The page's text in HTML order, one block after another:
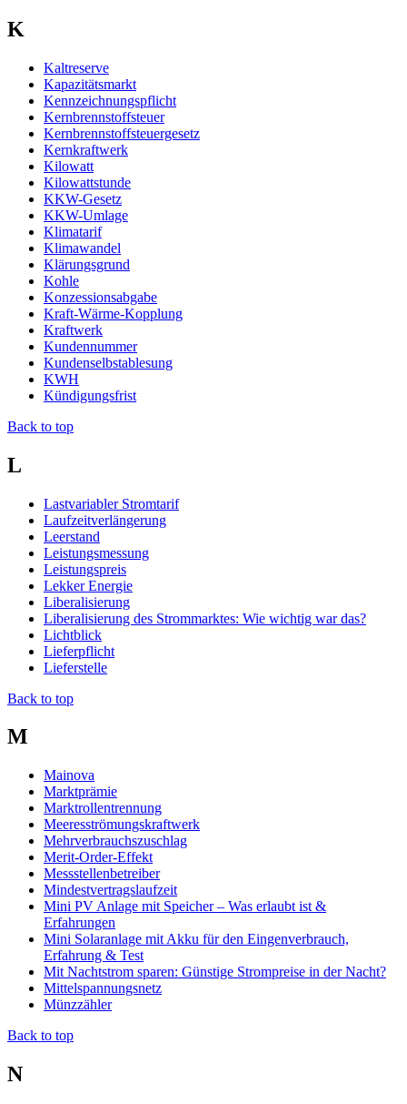
K
Kaltreserve
Kapazitätsmarkt
Kennzeichnungspflicht
Kernbrennstoffsteuer
Kernbrennstoffsteuergesetz
Kernkraftwerk
Kilowatt
Kilowattstunde
KKW-Gesetz
KKW-Umlage
Klimatarif
Klimawandel
Klärungsgrund
Kohle
Konzessionsabgabe
Kraft-Wärme-Kopplung
Kraftwerk
Kundennummer
Kundenselbstablesung
KWH
Kündigungsfrist
Back to top
L
Lastvariabler Stromtarif
Laufzeitverlängerung
Leerstand
Leistungsmessung
Leistungspreis
Lekker Energie
Liberalisierung
Liberalisierung des Strommarktes: Wie wichtig war das?
Lichtblick
Lieferpflicht
Lieferstelle
Back to top
M
Mainova
Marktprämie
Marktrollentrennung
Meeresströmungskraftwerk
Mehrverbrauchszuschlag
Merit-Order-Effekt
Messstellenbetreiber
Mindestvertragslaufzeit
Mini PV Anlage mit Speicher – Was erlaubt ist &
Erfahrungen
Mini Solaranlage mit Akku für den Eingenverbrauch,
Erfahrung & Test
Mit Nachtstrom sparen: Günstige Strompreise in der Nacht?
Mittelspannungsnetz
Münzzähler
Back to top
N